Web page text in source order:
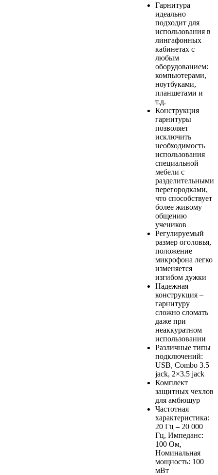
Гарнитура
идеально
подходит для
использования в
лингафонных
кабинетах с
любым
оборудованием:
компьютерами,
ноутбуками,
планшетами и
т.д.
Конструкция
гарнитуры
позволяет
исключить
необходимость
использования
специальной
мебели с
разделительными
перегородками,
что способствует
более живому
общению
учеников
Регулируемый
размер оголовья,
положение
микрофона легко
изменяется
изгибом дужки
Надежная
конструкция –
гарнитуру
сложно сломать
даже при
неаккуратном
использовании
Различные типы
подключений:
USB, Combo 3.5
jack, 2×3.5 jack
Комплект
защитных чехлов
для амбюшур
Частотная
характеристика:
20 Гц – 20 000
Гц, Импеданс:
100 Ом,
Номинальная
мощность: 100
мВт